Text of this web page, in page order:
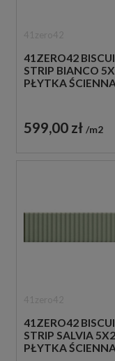
41ZERO42
STRIP BIANCO
PŁYTKA
599,00 zł m2
41ZERO42
STRIP SALVIA
PŁYTKA